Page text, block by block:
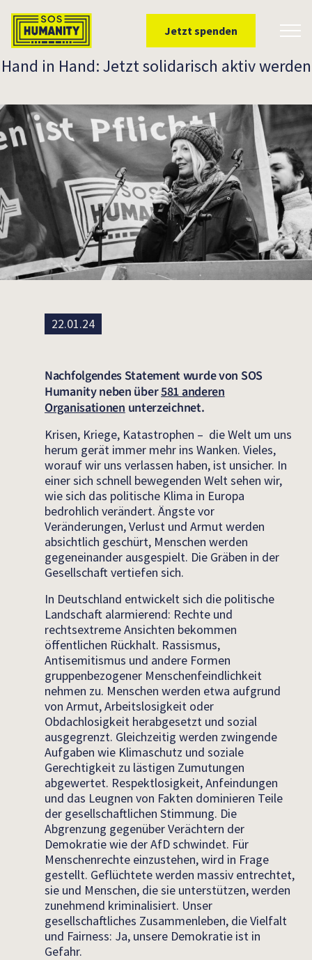
Jetzt spenden
Hand in Hand: Jetzt solidarisch aktiv werden
22.01.24
Nachfolgendes Statement wurde von SOS
Humanity neben über581 anderen
Organisationenunterzeichnet.
Krisen, Kriege, Katastrophen – die Welt um uns
herum gerät immer mehr ins Wanken. Vieles,
worauf wir uns verlassen haben, ist unsicher. In
einer sich schnell bewegenden Welt sehen wir,
wie sich das politische Klima in Europa
bedrohlich verändert. Ängste vor
Veränderungen, Verlust und Armut werden
absichtlich geschürt, Menschen werden
gegeneinander ausgespielt. Die Gräben in der
Gesellschaft vertiefen sich.
In Deutschland entwickelt sich die politische
Landschaft alarmierend: Rechte und
rechtsextreme Ansichten bekommen
öffentlichen Rückhalt. Rassismus,
Antisemitismus und andere Formen
gruppenbezogener Menschenfeindlichkeit
nehmen zu. Menschen werden etwa aufgrund
von Armut, Arbeitslosigkeit oder
Obdachlosigkeit herabgesetzt und sozial
ausgegrenzt. Gleichzeitig werden zwingende
Aufgaben wie Klimaschutz und soziale
Gerechtigkeit zu lästigen Zumutungen
abgewertet. Respektlosigkeit, Anfeindungen
und das Leugnen von Fakten dominieren Teile
der gesellschaftlichen Stimmung. Die
Abgrenzung gegenüber Verächtern der
Demokratie wie der AfD schwindet. Für
Menschenrechte einzustehen, wird in Frage
gestellt. Geflüchtete werden massiv entrechtet,
sie und Menschen, die sie unterstützen, werden
zunehmend kriminalisiert. Unser
gesellschaftliches Zusammenleben, die Vielfalt
und Fairness: Ja, unsere Demokratie ist in
Gefahr.